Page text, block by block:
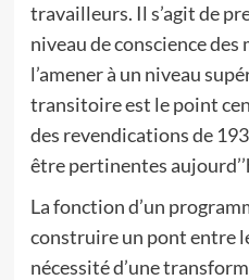
travailleurs. Il s’agit de
niveau de conscience des
l’amener à un niveau
transitoire est le point
des revendications de
être pertinentes
La fonction d’un
construire un pont entre
nécessité d’une